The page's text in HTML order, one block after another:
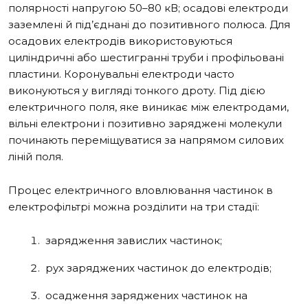
полярності напругою 50–80 кВ; осадові електроди
заземлені й під’єднані до позитивного полюса. Для
осадових електродів використовуються
циліндричні або шестигранні труби і профільовані
пластини. Коронувальні електроди часто
виконуються у вигляді тонкого дроту. Під дією
електричного поля, яке виникає між електродами,
вільні електрони і позитивно заряджені молекули
починають переміщуватися за напрямом силових
ліній поля.
Процес електричного вловлювання частинок в
електрофільтрі можна розділити на три стадії:
зарядження завислих частинок;
рух заряджених частинок до електродів;
осадження заряджених частинок на